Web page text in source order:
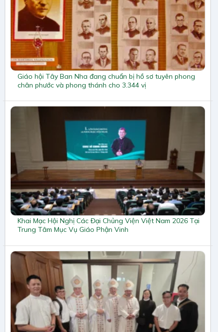
Giáo hội Tây Ban Nha đang chuẩn bị hồ sơ tuyên phong
chân phước và phong thánh cho 3.344 vị
Khai Mạc Hội Nghị Các Đại Chủng Viện Việt Nam 2026 Tại
Trung Tâm Mục Vụ Giáo Phận Vinh